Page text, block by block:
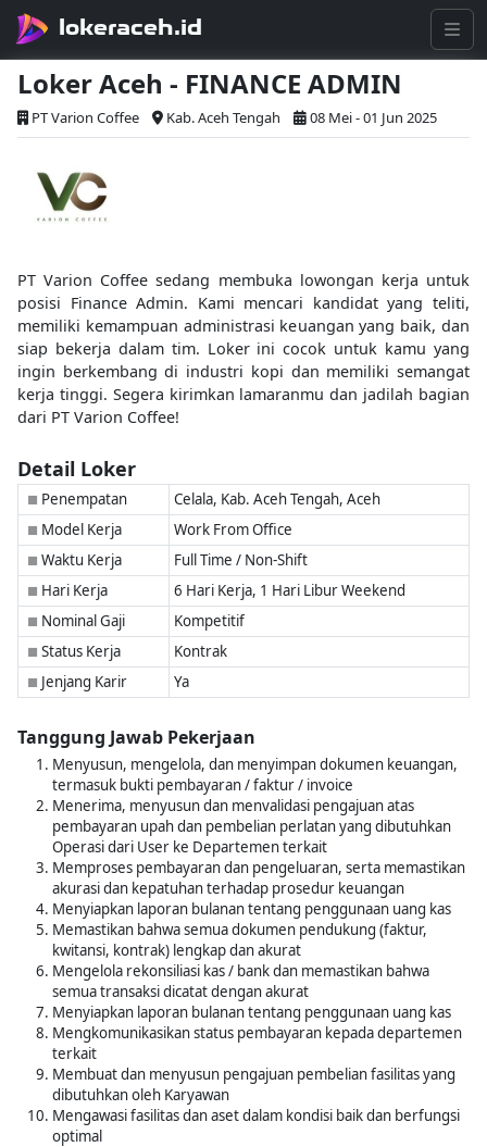
lokeraceh.id
Loker Aceh - FINANCE ADMIN
PT Varion Coffee Kab. Aceh Tengah 08 Mei - 01 Jun 2025
PT Varion Coffee sedang membuka lowongan kerja untuk
posisi Finance Admin. Kami mencari kandidat yang teliti,
memiliki kemampuan administrasi keuangan yang baik, dan
siap bekerja dalam tim. Loker ini cocok untuk kamu yang
ingin berkembang di industri kopi dan memiliki semangat
kerja tinggi. Segera kirimkan lamaranmu dan jadilah bagian
dari PT Varion Coffee!
Detail Loker
■ Penempatan Celala, Kab. Aceh Tengah, Aceh
■ Model Kerja Work From Office
■ Waktu Kerja Full Time / Non-Shift
■ Hari Kerja 6 Hari Kerja, 1 Hari Libur Weekend
■ Nominal Gaji Kompetitif
■ Status Kerja Kontrak
■ Jenjang Karir Ya
Tanggung Jawab Pekerjaan
Menyusun, mengelola, dan menyimpan dokumen keuangan,
termasuk bukti pembayaran / faktur / invoice
Menerima, menyusun dan menvalidasi pengajuan atas
pembayaran upah dan pembelian perlatan yang dibutuhkan
Operasi dari User ke Departemen terkait
Memproses pembayaran dan pengeluaran, serta memastikan
akurasi dan kepatuhan terhadap prosedur keuangan
Menyiapkan laporan bulanan tentang penggunaan uang kas
Memastikan bahwa semua dokumen pendukung (faktur,
kwitansi, kontrak) lengkap dan akurat
Mengelola rekonsiliasi kas / bank dan memastikan bahwa
semua transaksi dicatat dengan akurat
Menyiapkan laporan bulanan tentang penggunaan uang kas
Mengkomunikasikan status pembayaran kepada departemen
terkait
Membuat dan menyusun pengajuan pembelian fasilitas yang
dibutuhkan oleh Karyawan
Mengawasi fasilitas dan aset dalam kondisi baik dan berfungsi
optimal